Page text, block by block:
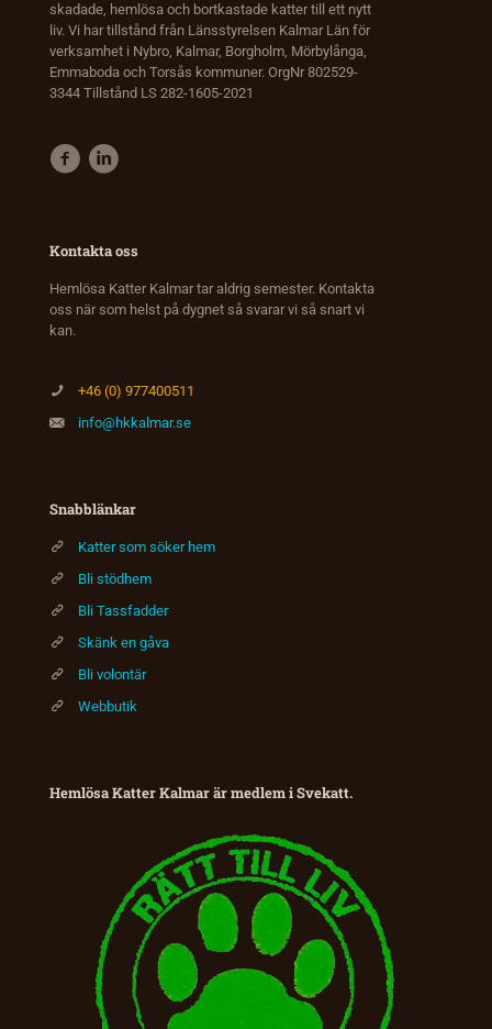
skadade, hemlösa och bortkastade katter till ett nytt
liv. Vi har tillstånd från Länsstyrelsen Kalmar Län för
verksamhet i Nybro, Kalmar, Borgholm, Mörbylånga,
Emmaboda och Torsås kommuner. OrgNr 802529-
3344 Tillstånd LS 282-1605-2021
Kontakta oss
Hemlösa Katter Kalmar tar aldrig semester. Kontakta
oss när som helst på dygnet så svarar vi så snart vi
kan.
+46 (0) 977400511
info@hkkalmar.se
Snabblänkar
Katter som söker hem
Bli stödhem
Bli Tassfadder
Skänk en gåva
Bli volontär
Webbutik
Hemlösa Katter Kalmar är medlem i Svekatt.